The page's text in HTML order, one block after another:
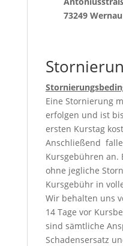
73249 Wernau
Eine Stornierung
erfolgen und ist
ersten Kurstag
Anschließend
Kursgebühren an.
ohne jegliche
Kursgebühr in
Wir behalten uns
14 Tage vor
sind sämtliche
Schadensersatz